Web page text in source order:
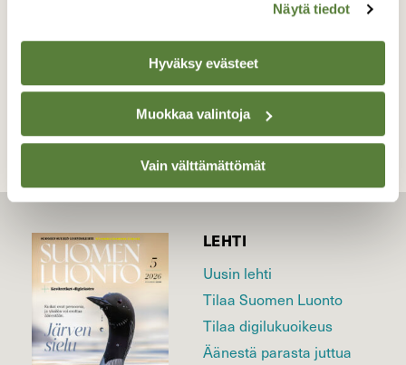
Näytä tiedot
Hyväksy evästeet
Muokkaa valintoja
Vain välttämättömät
TAKAISIN LISTAAN
LEHTI
Uusin lehti
Tilaa Suomen Luonto
Tilaa digilukuoikeus
Äänestä parasta juttua